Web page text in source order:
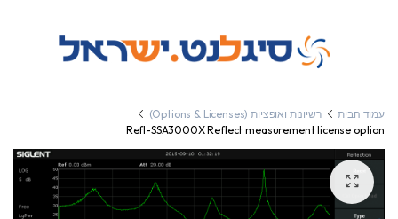
עמוד הבית
רשיונות ואופציות (Options & Licenses)
Refl-SSA3000X Reflect measurement license option